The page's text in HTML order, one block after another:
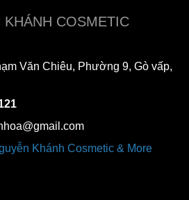
COSMETIC
Văn Chiêu, Phường 9, Gò vấp,
Khánh Cosmetic & More